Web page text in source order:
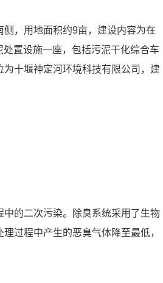
，用地面积约9亩，建设内容为在
置设施一座，包括污泥干化综合车
十堰神定河环境科技有限公司，建
的二次污染。除臭系统采用了生物
过程中产生的恶臭气体降至最低，